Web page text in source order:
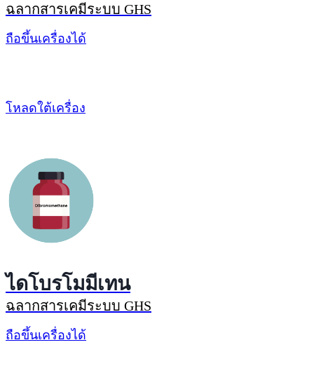
ฉลากสารเคมีระบบ GHS
ถือขึ้นเครื่องได้
โหลดใต้เครื่อง
ไดโบรโมมีเทน
ฉลากสารเคมีระบบ GHS
ถือขึ้นเครื่องได้